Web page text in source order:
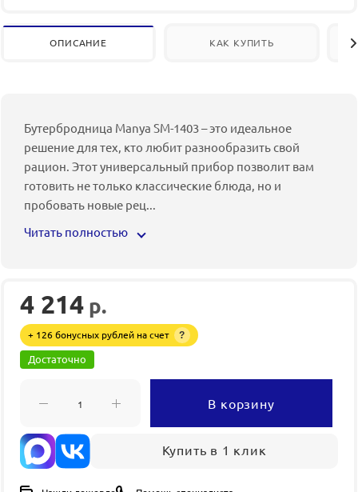
ОПИСАНИЕ КАК КУПИТЬ
Бутербродница Manya SM-1403 – это идеальное
решение для тех, кто любит разнообразить свой
рацион. Этот универсальный прибор позволит вам
готовить не только классические блюда, но и
пробовать новые рец...
Читать полностью
4 214 р.
+ 126 бонусных рублей на счет ?
Достаточно
В корзину
Купить в 1 клик